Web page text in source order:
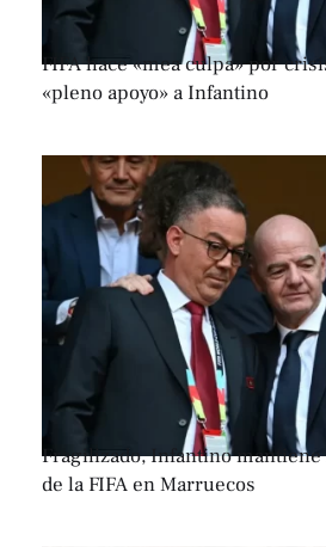
FIFA hace «mea culpa» por
«pleno apoyo» a Infantino
Fragilizado, Infantino
de la FIFA en Marruecos